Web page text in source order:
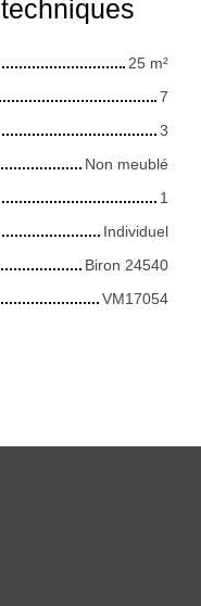
techniques
25 m²
7
3
Non meublé
1
Individuel
Biron 24540
VM17054